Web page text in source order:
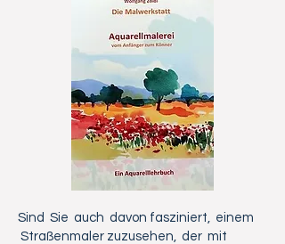
Sind Sie auch davon fasziniert, einem
Straßenmaler zuzusehen, der mit